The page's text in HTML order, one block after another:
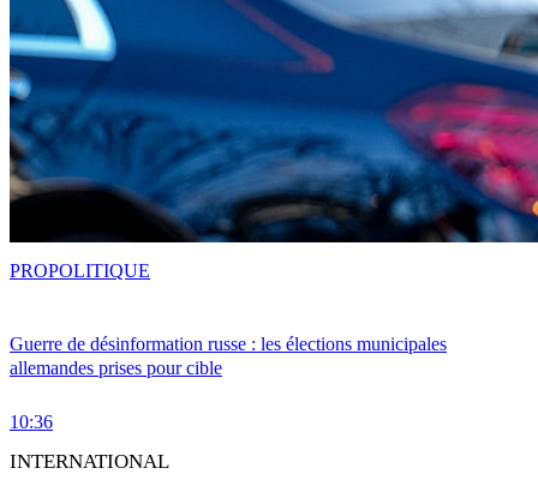
Guerre de désinformation russe : les élections municipales
allemandes prises pour cible
10:36
PROPOLITIQUE
INTERNATIONAL